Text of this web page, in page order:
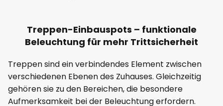
Treppen-Einbauspots – funktionale
Beleuchtung für mehr Trittsicherheit
Treppen sind ein verbindendes Element zwischen
verschiedenen Ebenen des Zuhauses. Gleichzeitig
gehören sie zu den Bereichen, die besondere
Aufmerksamkeit bei der Beleuchtung erfordern.